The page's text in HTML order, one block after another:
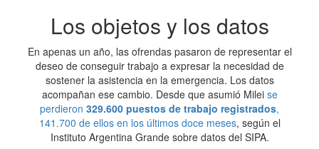
Los objetos y los datos
En apenas un año, las ofrendas pasaron de representar el
deseo de conseguir trabajo a expresar la necesidad de
sostener la asistencia en la emergencia. Los datos
acompañan ese cambio. Desde que asumió Milei se
perdieron 329.600 puestos de trabajo registrados,
141.700 de ellos en los últimos doce meses, según el
Instituto Argentina Grande sobre datos del SIPA.